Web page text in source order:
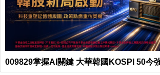
009829掌握AI關鍵 大華韓國KOSPI 50今